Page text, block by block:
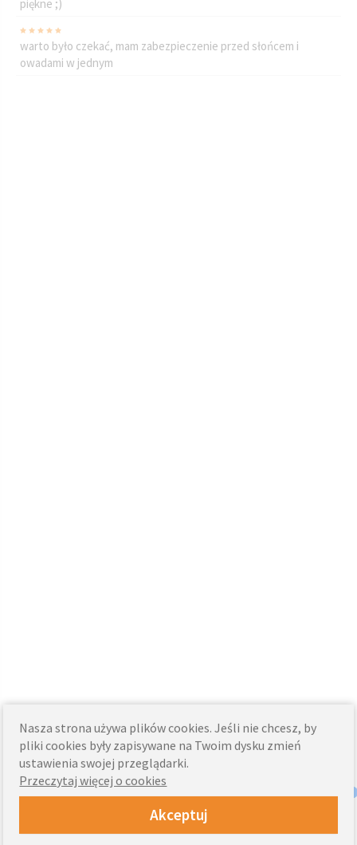
piękne ;)
warto było czekać, mam zabezpieczenie przed słońcem i
owadami w jednym
Nasza strona używa plików cookies. Jeśli nie chcesz, by
pliki cookies były zapisywane na Twoim dysku zmień
ustawienia swojej przeglądarki.
Przeczytaj więcej o cookies
Akceptuj